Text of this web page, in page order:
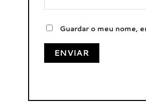
Guardar o meu nome,